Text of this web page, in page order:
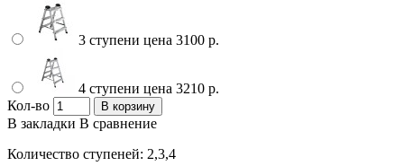
3 ступени цена 3100 р.
4 ступени цена 3210 р.
Кол-во
В корзину
В закладки В сравнение
Количество ступеней: 2,3,4